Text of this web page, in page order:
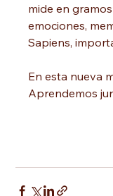
mide en
emociones,
Sapiens,
En esta nueva
Aprendemos